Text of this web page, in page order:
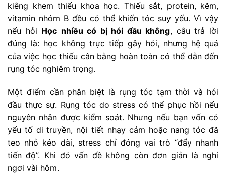
kiêng khem thiếu khoa học. Thiếu sắt, protein, kẽm,
vitamin nhóm B đều có thể khiến tóc suy yếu. Vì vậy
nếu hỏi Học nhiều có bị hói đầu không, câu trả lời
đúng là: học không trực tiếp gây hói, nhưng hệ quả
của việc học thiếu cân bằng hoàn toàn có thể dẫn đến
rụng tóc nghiêm trọng.
Một điểm cần phân biệt là rụng tóc tạm thời và hói
đầu thực sự. Rụng tóc do stress có thể phục hồi nếu
nguyên nhân được kiểm soát. Nhưng nếu bạn vốn có
yếu tố di truyền, nội tiết nhạy cảm hoặc nang tóc đã
teo nhỏ kéo dài, stress chỉ đóng vai trò “đẩy nhanh
tiến độ”. Khi đó vấn đề không còn đơn giản là nghỉ
ngơi vài hôm.